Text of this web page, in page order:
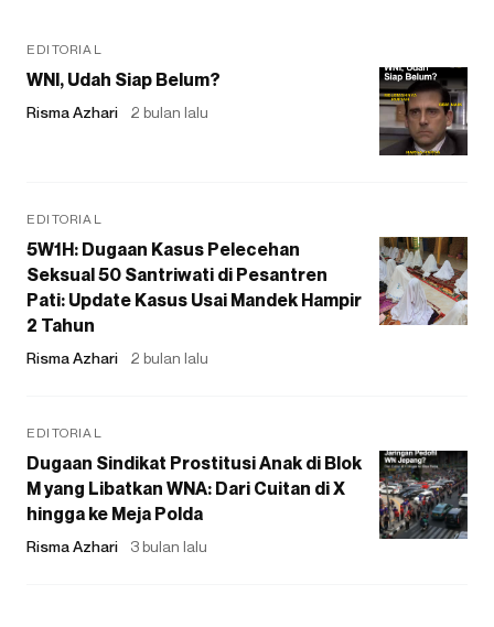
EDITORIAL
WNI, Udah Siap Belum?
Risma Azhari 2 bulan lalu
EDITORIAL
5W1H: Dugaan Kasus Pelecehan
Seksual 50 Santriwati di Pesantren
Pati: Update Kasus Usai Mandek Hampir
2 Tahun
Risma Azhari 2 bulan lalu
EDITORIAL
Dugaan Sindikat Prostitusi Anak di Blok
M yang Libatkan WNA: Dari Cuitan di X
hingga ke Meja Polda
Risma Azhari 3 bulan lalu